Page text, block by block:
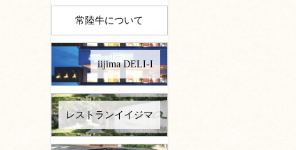
常陸牛について
iijima DELI-I
レストランイイジマ